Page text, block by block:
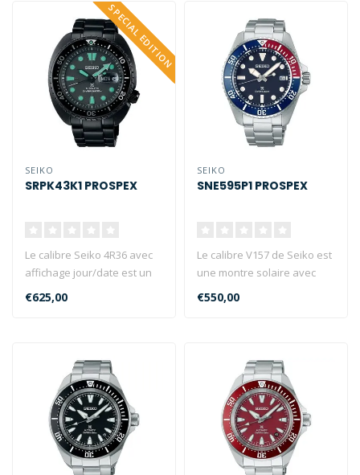
SPECIAL EDITION
SEIKO
SRPK43K1 PROSPEX
Le calibre Seiko 4R36 avec
affichage jour/date est un
calibre mécanique. La mon..
€625,00
SEIKO
SNE595P1 PROSPEX
Le calibre V157 de Seiko est
une montre solaire avec
affichage de la date. Seiko..
€550,00